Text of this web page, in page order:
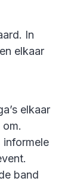
In
elkaar
elkaar
informele
band